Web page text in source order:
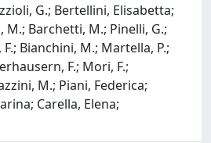
G.; Bertellini, Elisabetta;
Barchetti, M.; Pinelli, G.;
Bianchini, M.; Martella, P.;
F.; Mori, F.;
M.; Piani, Federica;
Carella, Elena;